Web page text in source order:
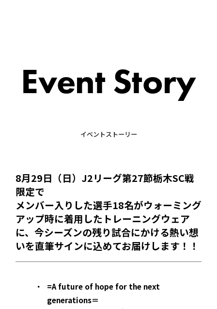
Event Story
イベントストーリー
8月29日（日）J2リーグ第27節栃木SC戦
限定で
メンバー入りした選手18名がウォーミング
アップ時に着用したトレーニングウェア
に、今シーズンの残り試合にかける熱い想
いを直筆サインに込めてお届けします！！
=A future of hope for the next
generations＝